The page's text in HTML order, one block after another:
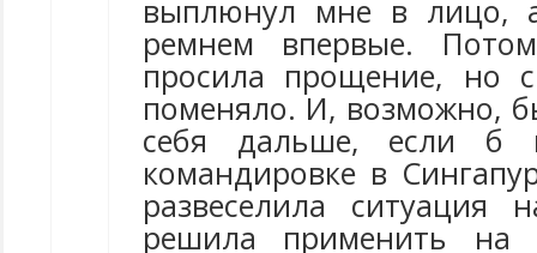
выплюнул мне в лицо,
ремнем впервые.
просила прощение, но
поменяло. И, возможно,
себя дальше, если б
командировке в
развеселила
решила применить